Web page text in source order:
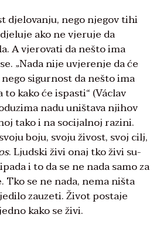
djelovanju, nego njegov tihi
ako ne vjeruje da
A vjerovati da nešto ima
„Nada nije uvjerenje da će
sigurnost da nešto ima
to kako će ispasti“ (Václav
nadu uništava njihov
tako i na socijalnoj razini.
boju, svoju živost, svoj cilj,
. Ljudski živi onaj tko živi su-
i to da se ne nada samo za
Tko se ne nada, nema ništa
zauzeti. Život postaje
kako se živi.